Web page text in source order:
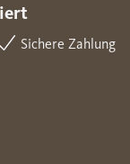
Sichere Zahlung